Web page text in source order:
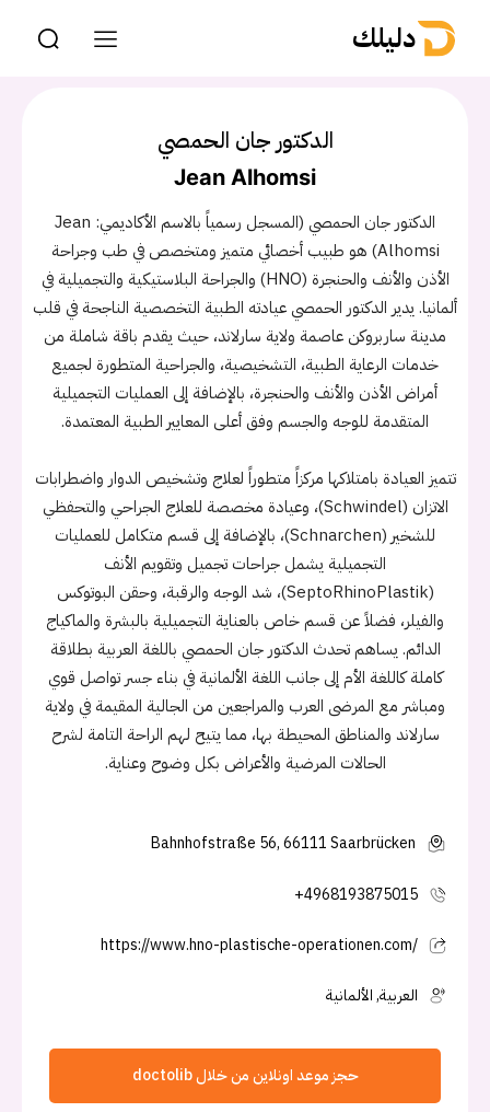
دليلك
الدكتور جان الحمصي
Jean Alhomsi
الدكتور جان الحمصي (المسجل رسمياً بالاسم الأكاديمي: Jean
Alhomsi) هو طبيب أخصائي متميز ومتخصص في طب وجراحة
الأذن والأنف والحنجرة (HNO) والجراحة البلاستيكية والتجميلية في
ألمانيا. يدير الدكتور الحمصي عيادته الطبية التخصصية الناجحة في قلب
مدينة ساربروكن عاصمة ولاية سارلاند، حيث يقدم باقة شاملة من
خدمات الرعاية الطبية، التشخيصية، والجراحية المتطورة لجميع
أمراض الأذن والأنف والحنجرة، بالإضافة إلى العمليات التجميلية
المتقدمة للوجه والجسم وفق أعلى المعايير الطبية المعتمدة.
تتميز العيادة بامتلاكها مركزاً متطوراً لعلاج وتشخيص الدوار واضطرابات
الاتزان (Schwindel)، وعيادة مخصصة للعلاج الجراحي والتحفظي
للشخير (Schnarchen)، بالإضافة إلى قسم متكامل للعمليات
التجميلية يشمل جراحات تجميل وتقويم الأنف
(SeptoRhinoPlastik)، شد الوجه والرقبة، وحقن البوتوكس
والفيلر، فضلاً عن قسم خاص بالعناية التجميلية بالبشرة والماكياج
الدائم. يساهم تحدث الدكتور جان الحمصي باللغة العربية بطلاقة
كاملة كاللغة الأم إلى جانب اللغة الألمانية في بناء جسر تواصل قوي
ومباشر مع المرضى العرب والمراجعين من الجالية المقيمة في ولاية
سارلاند والمناطق المحيطة بها، مما يتيح لهم الراحة التامة لشرح
الحالات المرضية والأعراض بكل وضوح وعناية.
Bahnhofstraße 56, 66111 Saarbrücken
+4968193875015
https://www.hno-plastische-operationen.com/
العربية, الألمانية
حجز موعد اونلاين من خلال doctolib